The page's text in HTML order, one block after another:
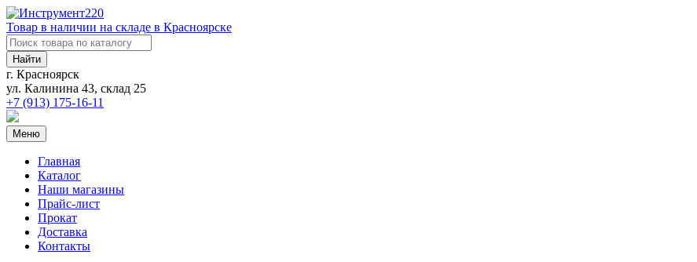
Товар в наличии на складе в Красноярске
Найти
г. Красноярск
ул. Калинина 43, склад 25
+7 (913) 175-16-11
Меню
Главная
Каталог
Наши магазины
Прайс-лист
Прокат
Доставка
Контакты